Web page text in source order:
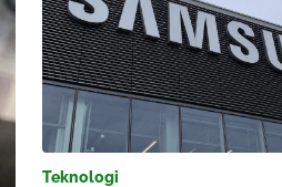
Teknologi